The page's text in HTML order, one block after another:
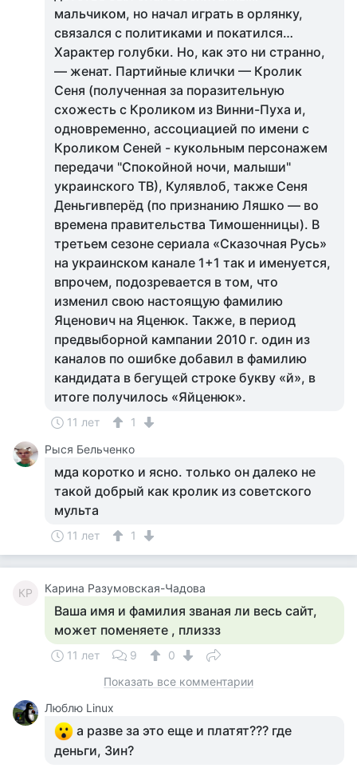
мальчиком, но начал играть в орлянку,
связался с политиками и покатился…
Характер голубки. Но, как это ни странно,
— женат. Партийные клички — Кролик
Сеня (полученная за поразительную
схожесть с Кроликом из Винни-Пуха и,
одновременно, ассоциацией по имени с
Кроликом Сеней - кукольным персонажем
передачи "Спокойной ночи, малыши"
украинского ТВ), Кулявлоб, также Сеня
Деньгивперёд (по признанию Ляшко — во
времена правительства Тимошенницы). В
третьем сезоне сериала «Сказочная Русь»
на украинском канале 1+1 так и именуется,
впрочем, подозревается в том, что
изменил свою настоящую фамилию
Яценович на Яценюк. Также, в период
предвыборной кампании 2010 г. один из
каналов по ошибке добавил в фамилию
кандидата в бегущей строке букву «й», в
итоге получилось «Яйценюк».
11 лет
1
Рыся Бельченко
мда коротко и ясно. только он далеко не
такой добрый как кролик из советского
мульта
11 лет 1
КР Карина Разумовская-Чадова
Ваша имя и фамилия званая ли весь сайт,
может поменяете , плиззз
11 лет 9
0
Показать все комментарии
Люблю Linux
а разве за это еще и платят??? где
деньги, Зин?